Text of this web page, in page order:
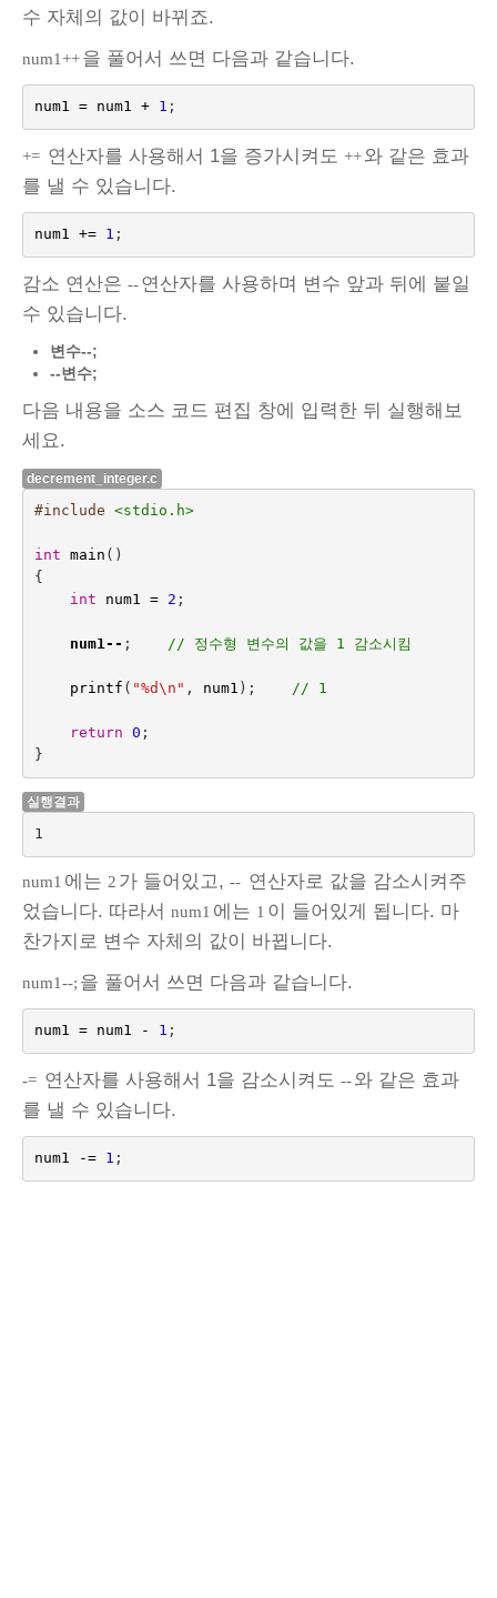
수 자체의 값이 바뀌죠.
num1++을 풀어서 쓰면 다음과 같습니다.
num1 = num1 + 1 ;
+= 연산자를 사용해서 1을 증가시켜도 ++와 같은 효과
를 낼 수 있습니다.
num1 += 1 ;
감소 연산은 --연산자를 사용하며 변수 앞과 뒤에 붙일
수 있습니다.
변수--;
--변수;
다음 내용을 소스 코드 편집 창에 입력한 뒤 실행해보
세요.
decrement_integer.c
#include <stdio.h>
int main ()
{
int
num1 = 2 ;
num1-- ; // 정수형 변수의 값을 1 감소시킴
printf ( "%d\n " , num1 ); // 1
return 0 ;
}
실행결과
1
num1 에는 2 가 들어있고, -- 연산자로 값을 감소시켜주
었습니다. 따라서 num1 에는 1 이 들어있게 됩니다. 마
찬가지로 변수 자체의 값이 바뀝니다.
num1--; 을 풀어서 쓰면 다음과 같습니다.
num1 = num1 - 1 ;
-= 연산자를 사용해서 1을 감소시켜도 --와 같은 효과
를 낼 수 있습니다.
num1 -= 1 ;